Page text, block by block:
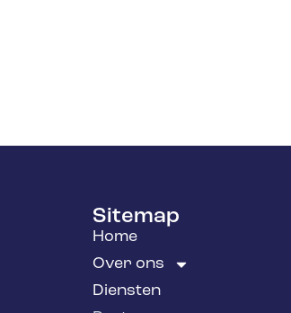
Sitemap
Home
Over ons
Diensten